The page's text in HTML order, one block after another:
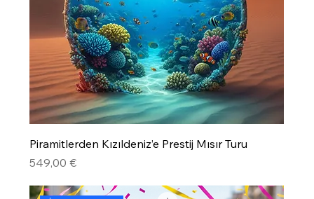
Piramitlerden Kızıldeniz’e Prestij Mısır Turu
Precio
549,00 €